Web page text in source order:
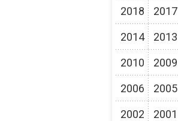
2018 2017
2014 2013
2010 2009
2006 2005
2002 2001